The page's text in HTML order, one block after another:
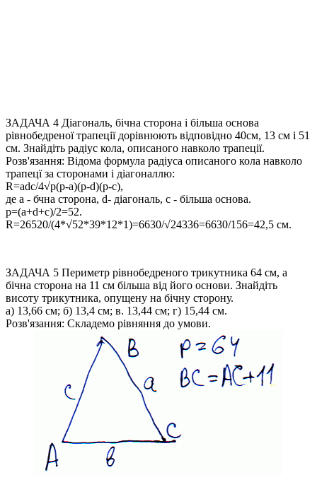
ЗАДАЧА 4 Діагональ, бічна сторона і більша основа
рівнобедреної трапеції дорівнюють відповідно 40см, 13 см і 51
см. Знайдіть радіус кола, описаного навколо трапеції.
Розв'язання: Відома формула радіуса описаного кола навколо
трапецї за сторонами і діагоналлю:
R=adc/4√p(p-a)(p-d)(p-c),
де a - бчна сторона, d- діагональ, с - більша основа.
p=(a+d+c)/2=52.
R=26520/(4*√52*39*12*1)=6630/√24336=6630/156=42,5 см.
ЗАДАЧА 5 Периметр рівнобедреного трикутника 64 см, а
бічна сторона на 11 см більша від його основи. Знайдіть
висоту трикутника, опущену на бічну сторону.
а) 13,66 см; б) 13,4 см; в. 13,44 см; г) 15,44 см.
Розв'язання: Складемо рівняння до умови.